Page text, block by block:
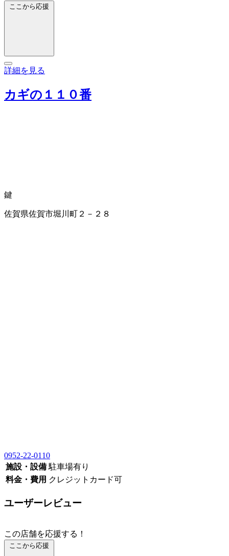
ここから応援
詳細を見る
カギの１１０番
鍵
佐賀県佐賀市堀川町２－２８
0952-22-0110
施設・設備 駐車場有り
料金・費用 クレジットカード可
ユーザーレビュー
この店舗を応援する！
ここから応援